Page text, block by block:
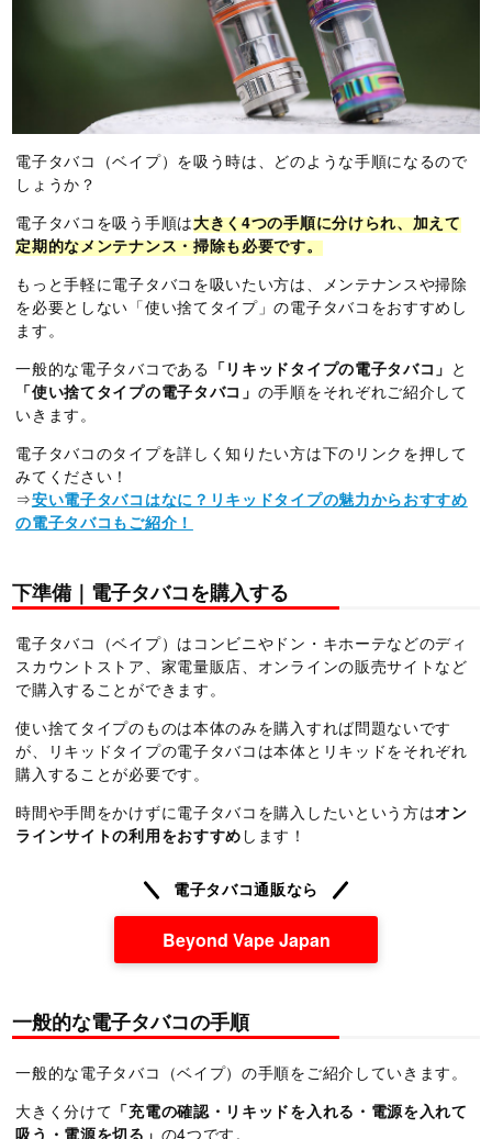
電子タバコ（ベイプ）を吸う時は、どのような手順になるので
しょうか？
電子タバコを吸う手順は大きく4つの手順に分けられ、加えて
定期的なメンテナンス・掃除も必要です。
もっと手軽に電子タバコを吸いたい方は、メンテナンスや掃除
を必要としない「使い捨てタイプ」の電子タバコをおすすめし
ます。
一般的な電子タバコである 「リキッドタイプの電子タバコ」 と
「使い捨てタイプの電子タバコ」 の手順をそれぞれご紹介して
いきます。
電子タバコのタイプを詳しく知りたい方は下のリンクを押して
みてください！
⇒安い電子タバコはなに？リキッドタイプの魅力からおすすめ
の電子タバコもご紹介！
下準備｜電子タバコを購入する
電子タバコ（ベイプ）はコンビニやドン・キホーテなどのディ
スカウントストア、家電量販店、オンラインの販売サイトなど
で購入することができます。
使い捨てタイプのものは本体のみを購入すれば問題ないです
が、リキッドタイプの電子タバコは本体とリキッドをそれぞれ
購入することが必要です。
時間や手間をかけずに電子タバコを購入したいという方はオン
ラインサイトの利用をおすすめ します！
電子タバコ通販なら
Beyond Vape Japan
一般的な電子タバコの手順
一般的な電子タバコ（ベイプ）の手順をご紹介していきます。
大きく分けて 「充電の確認・リキッドを入れる・電源を入れて
吸う・電源を切る」 の4つです。